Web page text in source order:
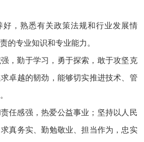
好，熟悉有关政策法规和行业发展情
的专业知识和专业能力。
强，勤于学习，勇于探索，敢于攻坚克
卓越的韧劲，能够切实推进技术、管
责任感强，热爱公益事业；坚持以人民
真务实、勤勉敬业、担当作为，忠实